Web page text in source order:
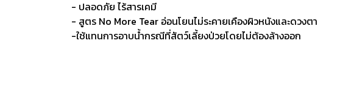
- ปลอดภัย ไร้สารเคมี
- สูตร No More Tear อ่อนโยนไม่ระคายเคืองผิวหนังและดวงตา
-ใช้แทนการอาบน้ำกรณีที่สัตว์เลี้ยงป่วยโดยไม่ต้องล้างออก